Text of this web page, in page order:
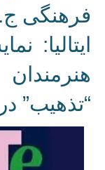
فرهنگی
ایتالیا:
“تذهیب” در